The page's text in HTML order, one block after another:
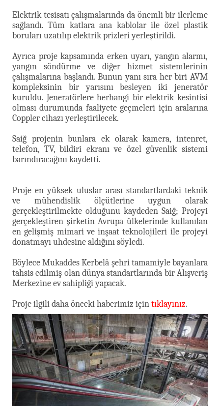
Elektrik tesisatı çalışmalarında da önemli bir ilerleme
sağlandı. Tüm katlara ana kablolar ile özel plastik
boruları uzatılıp elektrik prizleri yerleştirildi.
Ayrıca proje kapsamında erken uyarı, yangın alarmı,
yangın söndürme ve diğer hizmet sistemlerinin
çalışmalarına başlandı. Bunun yanı sıra her biri AVM
kompleksinin bir yarısını besleyen iki jeneratör
kuruldu. Jeneratörlere herhangi bir elektrik kesintisi
olması durumunda faaliyete geçmeleri için aralarına
Coppler cihazı yerleştirilecek.
Saiğ projenin bunlara ek olarak kamera, intenret,
telefon, TV, bildiri ekranı ve özel güvenlik sistemi
barındıracağını kaydetti.
Proje en yüksek uluslar arası standartlardaki teknik
ve mühendislik ölçütlerine uygun olarak
gerçekleştirilmekte olduğunu kaydeden Saiğ; Projeyi
gerçekleştiren şirketin Avrupa ülkelerinde kullanılan
en gelişmiş mimari ve inşaat teknolojileri ile projeyi
donatmayı uhdesine aldığını söyledi.
Böylece Mukaddes Kerbelâ şehri tamamiyle bayanlara
tahsis edilmiş olan dünya standartlarında bir Alışveriş
Merkezine ev sahipliği yapacak.
Proje ilgili daha önceki haberimiz içintıklayınız.